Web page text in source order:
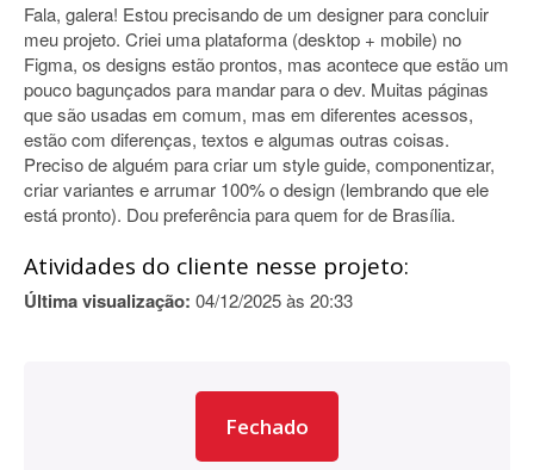
Fala, galera! Estou precisando de um designer para concluir
meu projeto. Criei uma plataforma (desktop + mobile) no
Figma, os designs estão prontos, mas acontece que estão um
pouco bagunçados para mandar para o dev. Muitas páginas
que são usadas em comum, mas em diferentes acessos,
estão com diferenças, textos e algumas outras coisas.
Preciso de alguém para criar um style guide, componentizar,
criar variantes e arrumar 100% o design (lembrando que ele
está pronto). Dou preferência para quem for de Brasília.
Atividades do cliente nesse projeto:
Última visualização: 04/12/2025 às 20:33
Fechado